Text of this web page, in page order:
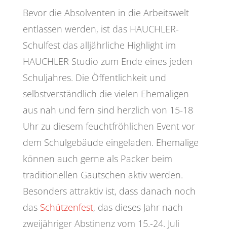
Bevor die Absolventen in die Arbeitswelt
entlassen werden, ist das HAUCHLER-
Schulfest das alljährliche Highlight im
HAUCHLER Studio zum Ende eines jeden
Schuljahres. Die Öffentlichkeit und
selbstverständlich die vielen Ehemaligen
aus nah und fern sind herzlich von 15-18
Uhr zu diesem feuchtfröhlichen Event vor
dem Schulgebäude eingeladen. Ehemalige
können auch gerne als Packer beim
traditionellen Gautschen aktiv werden.
Besonders attraktiv ist, dass danach noch
das Schützenfest, das dieses Jahr nach
zweijähriger Abstinenz vom 15.-24. Juli